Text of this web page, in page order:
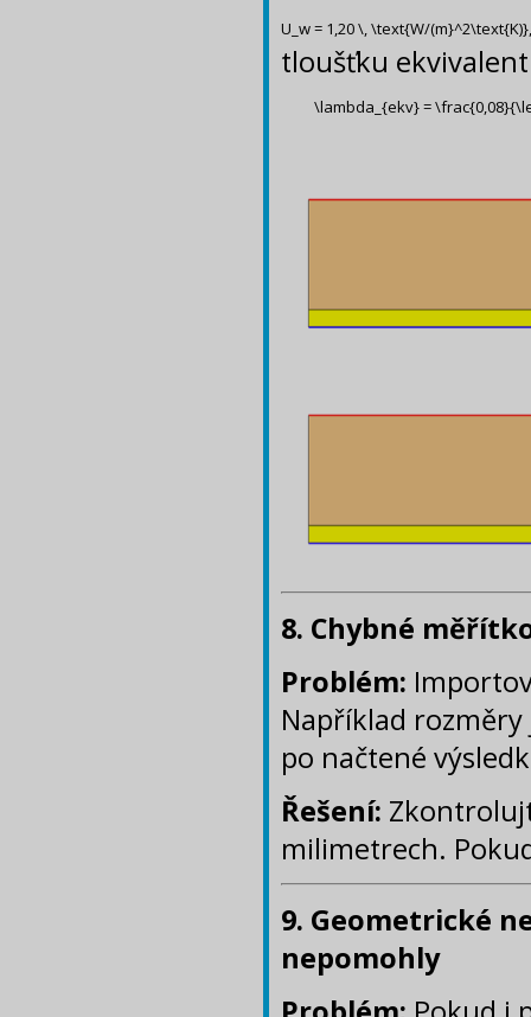
U_w = 1,20 \, \text{W/
tloušťku
\lambda_{ekv} =
8. Chybné
Problém:
Například
po načtené
Řešení:
milimetrech.
9. Geometrické
nepomohly